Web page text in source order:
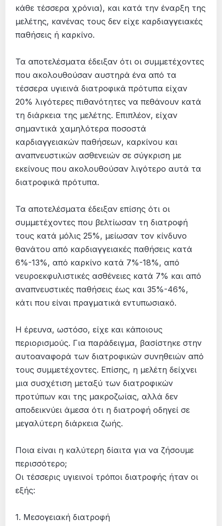
κάθε τέσσερα χρόνια), και κατά την έναρξη της
μελέτης, κανένας τους δεν είχε καρδιαγγειακές
παθήσεις ή καρκίνο.
Τα αποτελέσματα έδειξαν ότι οι συμμετέχοντες
που ακολουθούσαν αυστηρά ένα από τα
τέσσερα υγιεινά διατροφικά πρότυπα είχαν
20% λιγότερες πιθανότητες να πεθάνουν κατά
τη διάρκεια της μελέτης. Επιπλέον, είχαν
σημαντικά χαμηλότερα ποσοστά
καρδιαγγειακών παθήσεων, καρκίνου και
αναπνευστικών ασθενειών σε σύγκριση με
εκείνους που ακολουθούσαν λιγότερο αυτά τα
διατροφικά πρότυπα.
Τα αποτελέσματα έδειξαν επίσης ότι οι
συμμετέχοντες που βελτίωσαν τη διατροφή
τους κατά μόλις 25%, μείωσαν τον κίνδυνο
θανάτου από καρδιαγγειακές παθήσεις κατά
6%-13%, από καρκίνο κατά 7%-18%, από
νευροεκφυλιστικές ασθένειες κατά 7% και από
αναπνευστικές παθήσεις έως και 35%-46%,
κάτι που είναι πραγματικά εντυπωσιακό.
Η έρευνα, ωστόσο, είχε και κάποιους
περιορισμούς. Για παράδειγμα, βασίστηκε στην
αυτοαναφορά των διατροφικών συνηθειών από
τους συμμετέχοντες. Επίσης, η μελέτη δείχνει
μια συσχέτιση μεταξύ των διατροφικών
προτύπων και της μακροζωίας, αλλά δεν
αποδεικνύει άμεσα ότι η διατροφή οδηγεί σε
μεγαλύτερη διάρκεια ζωής.
Ποια είναι η καλύτερη δίαιτα για να ζήσουμε
περισσότερο;
Οι τέσσερις υγιεινοί τρόποι διατροφής ήταν οι
εξής:
1. Μεσογειακή διατροφή